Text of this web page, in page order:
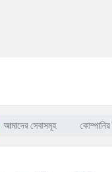
আমাদের সেবাসমূহ